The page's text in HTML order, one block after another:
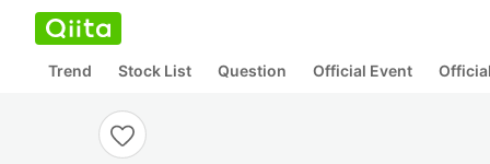
Trend Stock List Question Official Event